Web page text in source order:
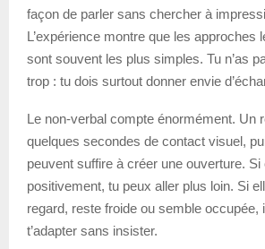
façon de parler sans chercher à
L’expérience montre que les approches
sont souvent les plus simples. Tu n’as
trop : tu dois surtout donner envie
Le non-verbal compte énormément. Un
quelques secondes de contact visuel,
peuvent suffire à créer une ouverture. Si
positivement, tu peux aller plus loin. Si
regard, reste froide ou semble occupée,
t’adapter sans insister.